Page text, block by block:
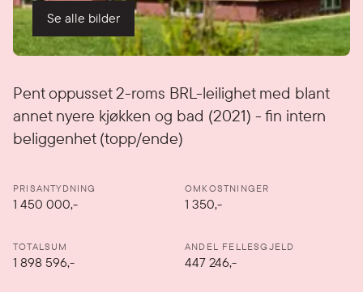
Se alle bilder
Pent oppusset 2-roms BRL-leilighet med blant
annet nyere kjøkken og bad (2021) - fin intern
beliggenhet (topp/ende)
Detaljer
PRISANTYDNING
1 450 000,-
OMKOSTNINGER
1 350,-
TOTALSUM
1 898 596,-
ANDEL FELLESGJELD
447 246,-